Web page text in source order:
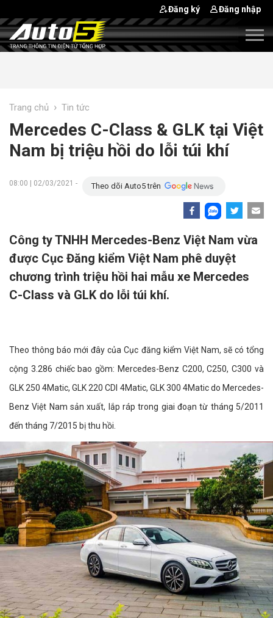
Đăng ký Đăng nhập
Trang chủ › Tin tức
Mercedes C-Class & GLK tại Việt
Nam bị triệu hồi do lỗi túi khí
08:00 | 02/03/2021 - Theo dõi Auto5 trên
Công ty TNHH Mercedes-Benz Việt Nam vừa
được Cục Đăng kiểm Việt Nam phê duyệt
chương trình triệu hồi hai mẫu xe Mercedes
C-Class và GLK do lỗi túi khí.
Theo thông báo mới đây của Cục đăng kiểm Việt Nam, sẽ có tổng
cộng 3.286 chiếc bao gồm: Mercedes-Benz C200, C250, C300 và
GLK 250 4Matic, GLK 220 CDI 4Matic, GLK 300 4Matic do Mercedes-
Benz Việt Nam sản xuất, lắp ráp trong giai đoạn từ tháng 5/2011
đến tháng 7/2015 bị thu hồi.